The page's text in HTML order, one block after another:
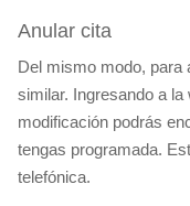
Anular cita
Del mismo modo, para
similar. Ingresando a
modificación podrás
tengas programada.
telefónica.